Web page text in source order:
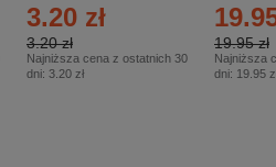
3.20 zł
3.20 zł
Najniższa cena z ostatnich 30
dni: 3.20 zł
19.95 zł
Najniższa
dni: 19.95